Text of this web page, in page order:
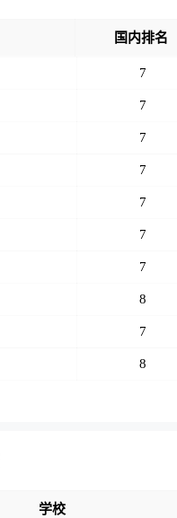
国内排名
7
7
7
7
7
7
7
8
7
8
学校